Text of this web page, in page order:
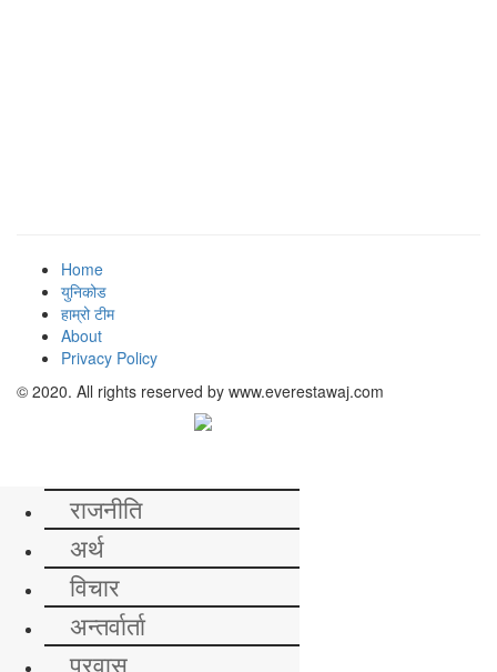
Home
युनिकोड
हाम्रो टीम
About
Privacy Policy
© 2020. All rights reserved by www.everestawaj.com
राजनीति
अर्थ
विचार
अन्तर्वार्ता
प्रवास